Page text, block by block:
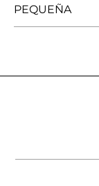
PEQUEÑA